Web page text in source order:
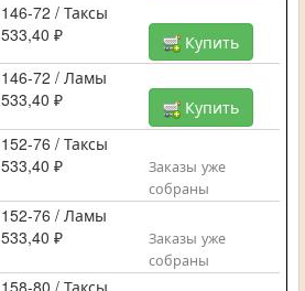
146-72 / Таксы
533,40 ₽
Купить
146-72 / Ламы
533,40 ₽
Купить
152-76 / Таксы
533,40 ₽
Заказы уже
собраны
152-76 / Ламы
533,40 ₽
Заказы уже
собраны
158-80 / Таксы